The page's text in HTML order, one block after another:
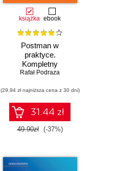
książka ebook
Postman w
praktyce.
Kompletny
przewodnik po
Rafał Podraza
(29,94 zł najniższa cena z 30 dni)
31.44 zł
49.90zł (-37%)